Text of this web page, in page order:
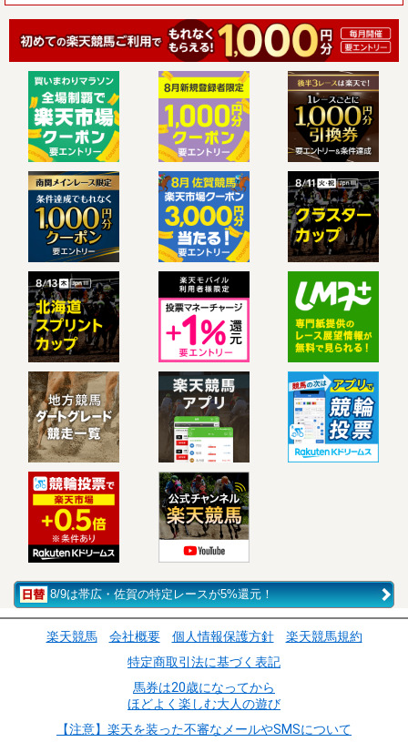
8/9は帯広・佐賀の特定レースが5%還元！
楽天競馬 会社概要 個人情報保護方針
楽天競馬規約
特定商取引法に基づく表記
馬券は20歳になってから
ほどよく楽しむ大人の遊び
【注意】楽天を装った不審なメールやSMSについて